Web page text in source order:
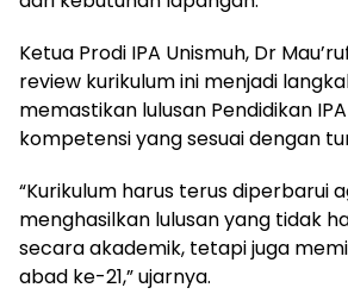
Ketua Prodi IPA Unismuh, Dr
review kurikulum ini menjadi
memastikan lulusan Pendidikan
kompetensi yang sesuai dengan
“Kurikulum harus terus diperbarui
menghasilkan lulusan yang tidak
secara akademik, tetapi juga
abad ke-21,” ujarnya.